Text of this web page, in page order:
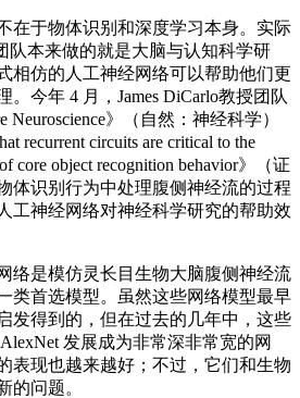
于物体识别和深度学习本身。实际
队本来做的就是大脑与认知科学研
相仿的人工神经网络可以帮助他们更
今年 4 月，James DiCarlo教授团队
》（自然：神经科学）
recurrent circuits are critical to the
core object recognition behavior》（证
体识别行为中处理腹侧神经流的过程
工神经网络对神经科学研究的帮助效
是模仿灵长目生物大脑腹侧神经流
类首选模型。虽然这些网络模型最早
发得到的，但在过去的几年中，这些
发展成为非常深非常宽的网
表现也越来越好；不过，它们和生物
的问题。